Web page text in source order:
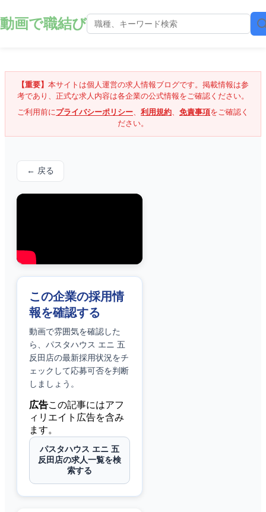
動画で職結び
【重要】 本サイトは個人運営の求人情報ブログです。掲載情報は参
考であり、正式な求人内容は各企業の公式情報をご確認ください。
ご利用前にプライバシーポリシー、 利用規約、 免責事項をご確認く
ださい。
← 戻る
この企業の採用情
報を確認する
動画で雰囲気を確認した
ら、 パスタハウス エニ 五
反田店の最新採用状況をチ
ェックして応募可否を判断
しましょう。
広告この記事にはアフ
ィリエイト広告を含み
ます。
パスタハウス エニ 五
反田店の求人一覧を検
索する